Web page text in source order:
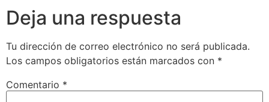
Deja una respuesta
Tu dirección de correo electrónico no será publicada.
Los campos obligatorios están marcados con *
Comentario *